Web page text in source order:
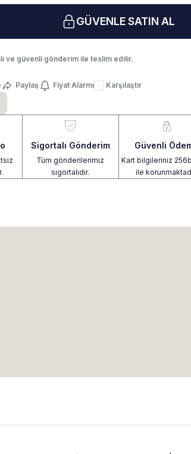
GÜVENLE SATIN AL
ve güvenli gönderim ile teslim edilir.
Paylaş Fiyat Alarmı
Karşılaştır
Sigortalı Gönderim
Tüm gönderilerimiz
sigortalıdır.
Güvenli
Kart bilgileriniz
ile